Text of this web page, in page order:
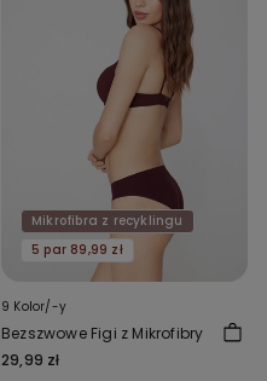
Mikrofibra z recyklingu
5 par 89,99 zł
9 Kolor/-y
Bezszwowe Figi z Mikrofibry
29,99 zł